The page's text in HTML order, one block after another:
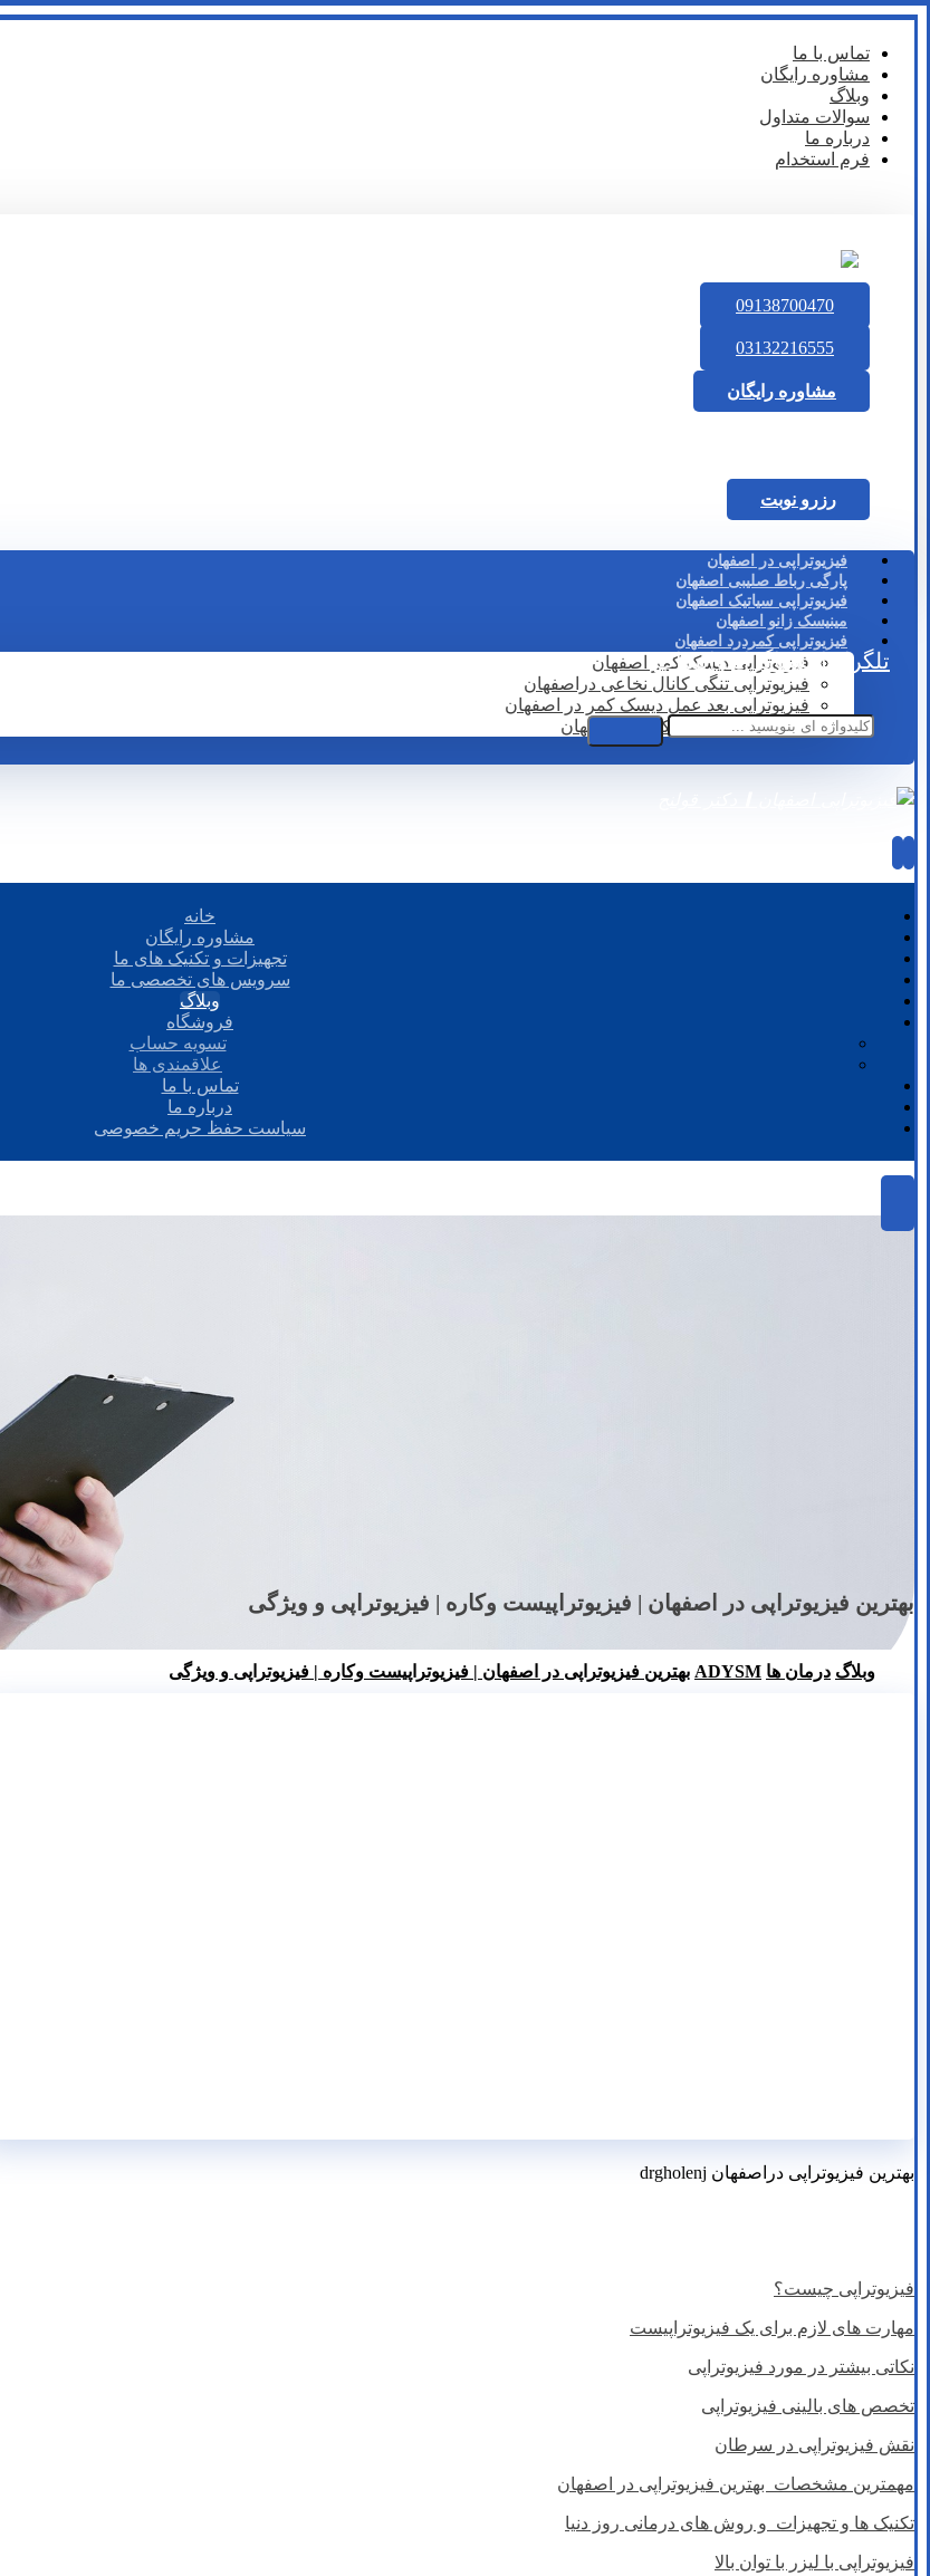
تماس با ما
مشاوره رایگان
وبلاگ
سوالات متداول
درباره ما
فرم استخدام
09138700470
03132216555
مشاوره رایگان
رزرو نوبت
فیزیوتراپی در اصفهان
پارگی رباط صلیبی اصفهان
فیزیوتراپی سیاتیک اصفهان
مینیسک زانو اصفهان
فیزیوتراپی کمردرد اصفهان
فیزیوتراپی دیسک کمر اصفهان
فیزیوتراپی تنگی کانال نخاعی دراصفهان
فیزیوتراپی بعد عمل دیسک کمر در اصفهان
لیزر درمانی دیسک کمر در اصفهان
تلگرام اینستاگرام واتساپ
خانه
مشاوره رایگان
تجهیزات و تکنیک های ما
سرویس های تخصصی ما
وبلاگ
فروشگاه
تسویه حساب
علاقمندی ها
تماس با ما
درباره ما
سیاست حفظ حریم خصوصی
بهترین فیزیوتراپی در اصفهان | فیزیوتراپیست وکاره | فیزیوتراپی و ویژگی
وبلاگ درمان ها ADYSM بهترین فیزیوتراپی در اصفهان | فیزیوتراپیست وکاره | فیزیوتراپی و ویژگی
بهترین فیزیوتراپی دراصفهان drgholenj
فیزیوتراپی چیست؟
مهارت های لازم برای یک فیزیوتراپیست
نکاتی بیشتر در مورد فیزیوتراپی
تخصص های بالینی فیزیوتراپی
نقش فیزیوتراپی در سرطان
مهمترین مشخصات بهترین فیزیوتراپی در اصفهان
تکنیک ها و تجهیزات و روش های درمانی روز دنیا
فیزیوتراپی با لیزر با توان بالا